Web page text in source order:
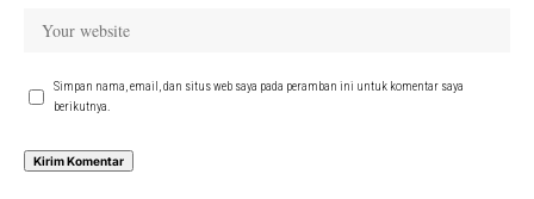
Simpan nama, email, dan situs web saya pada peramban ini untuk komentar saya
berikutnya.